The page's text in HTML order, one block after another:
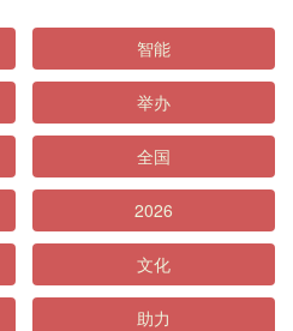
智能
举办
全国
2026
文化
助力